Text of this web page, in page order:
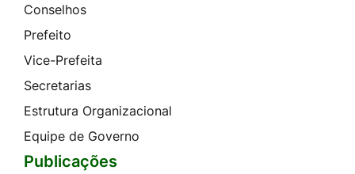
Conselhos
Prefeito
Vice-Prefeita
Secretarias
Estrutura Organizacional
Equipe de Governo
Publicações